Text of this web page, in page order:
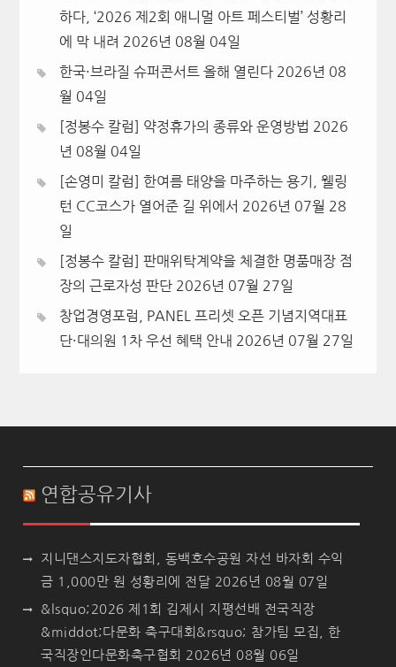
하다, ‘2026 제2회 애니멀 아트 페스티벌’ 성황리
에 막 내려 2026년 08월 04일
한국·브라질 슈퍼콘서트 올해 열린다 2026년 08
월 04일
[정봉수 칼럼] 약정휴가의 종류와 운영방법 2026
년 08월 04일
[손영미 칼럼] 한여름 태양을 마주하는 용기, 웰링
턴 CC코스가 열어준 길 위에서 2026년 07월 28
일
[정봉수 칼럼] 판매위탁계약을 체결한 명품매장 점
장의 근로자성 판단 2026년 07월 27일
창업경영포럼, PANEL 프리셋 오픈 기념지역대표
단·대의원 1차 우선 혜택 안내 2026년 07월 27일
연합공유기사
지니댄스지도자협회, 동백호수공원 자선 바자회 수익
금 1,000만 원 성황리에 전달 2026년 08월 07일
&lsquo;2026 제1회 김제시 지평선배 전국직장
&middot;다문화 축구대회&rsquo; 참가팀 모집, 한
국직장인다문화축구협회 2026년 08월 06일